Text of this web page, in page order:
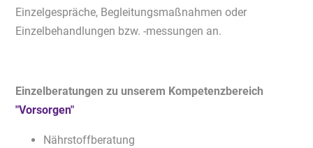
Einzelgespräche, Begleitungsmaßnahmen oder
Einzelbehandlungen bzw. -messungen an.
Einzelberatungen zu unserem Kompetenzbereich
"Vorsorgen"
Nährstoffberatung